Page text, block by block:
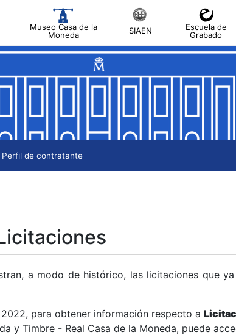
Museo Casa de la
Moneda
SIAEN
Escuela de
Grabado
Perfil de contratante
a modo de histórico, las licitaciones que
para obtener información respecto a
y Timbre - Real Casa de la Moneda, puede